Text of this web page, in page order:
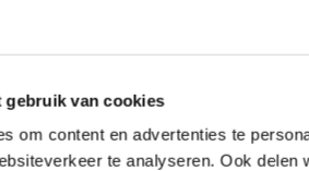
gebruik van cookies
om content en advertenties te
te analyseren. Ook
Jazz, ready to fit directly into your car.
tailored for your car type and therefore
mats are made of durable black fabric
mounting holes for easy fitting into your
have a anti-slip surface so mat